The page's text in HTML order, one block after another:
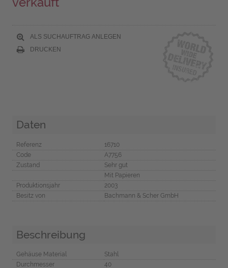
ALS SUCHAUFTRAG ANLEGEN
DRUCKEN
Daten
Referenz
16710
Code
A7756
Zustand
Sehr gut
Mit Papieren
Produktionsjahr
2003
Besitz von
Bachmann & Scher GmbH
Beschreibung
Gehäuse Material
Stahl
Durchmesser
40